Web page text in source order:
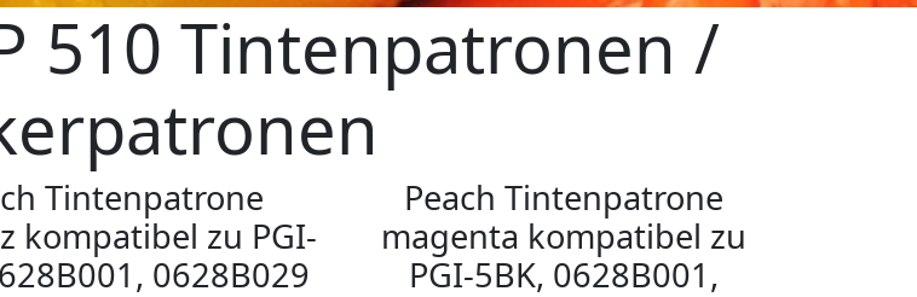
510 Tintenpatronen /
Tintenpatrone
kompatibel zu PGI-
0628B029
Peach Tintenpatrone
magenta kompatibel zu
PGI-5BK, 0628B001,